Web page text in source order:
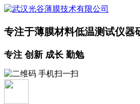
专注于薄膜材料低温测试仪器
专注 创新 成长 勤勉